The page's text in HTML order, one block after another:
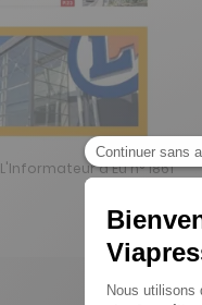
L'Informateur d'Eu n° 1861